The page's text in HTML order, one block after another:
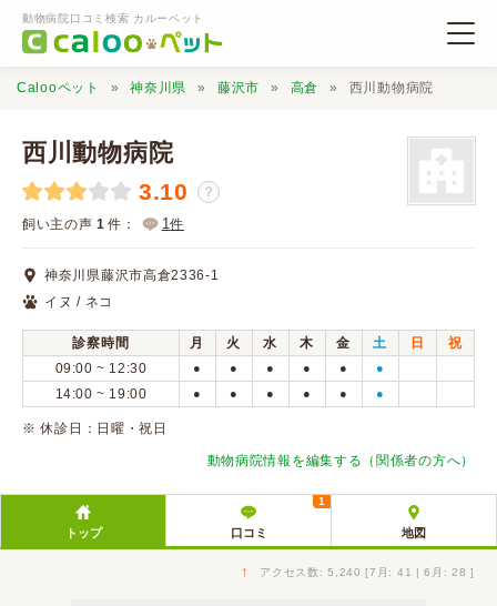
動物病院口コミ検索 カルーペット
動物病院検索
口コミ検索
Calooペットとは？
口コミ投稿
Calooペット 神奈川県 藤沢市 高倉 西川動物病院
西川動物病院
3.10 ？
飼い主の声 1 件： 1件
神奈川県藤沢市高倉2336-1
イヌ / ネコ
診察時間 月 火 水 木 金 土 日
祝
09:00 ~ 12:30
● ● ● ● ● ●
14:00 ~ 19:00 ● ● ● ● ● ●
※ 休診日：​日曜・祝日
動物病院情報を編集する（関係者の方へ）
トップ 口コミ
1
地図
↑ アクセス数: 5,240 [7月: 41 | 6月: 28 ]